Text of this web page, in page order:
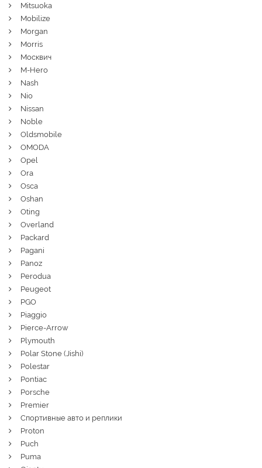
Mitsuoka
Mobilize
Morgan
Morris
Москвич
M-Hero
Nash
Nio
Nissan
Noble
Oldsmobile
OMODA
Opel
Ora
Osca
Oshan
Oting
Overland
Packard
Pagani
Panoz
Perodua
Peugeot
PGO
Piaggio
Pierce-Arrow
Plymouth
Polar Stone (Jishi)
Polestar
Pontiac
Porsche
Premier
Спортивные авто и реплики
Proton
Puch
Puma